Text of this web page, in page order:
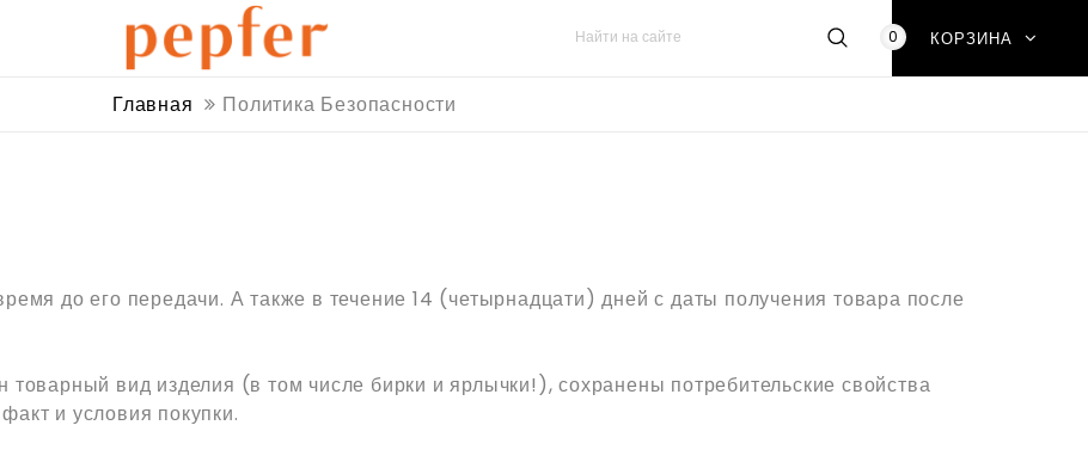
0 КОРЗИНА
Главная Политика Безопасности
до его передачи. А также в течение 14 (четырнадцати) дней с даты получения товара после
товарный вид изделия (в том числе бирки и ярлычки!), сохранены потребительские свойства
и условия покупки.